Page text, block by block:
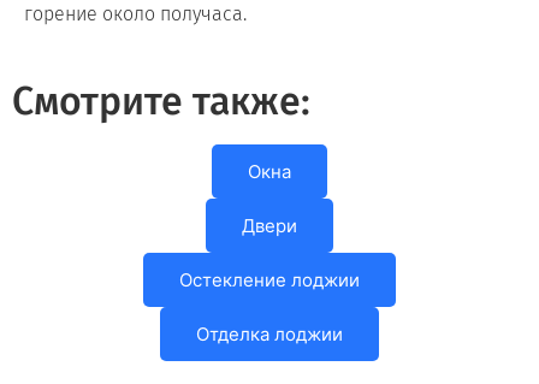
горение около получаса.
Смотрите также:
Окна
Двери
Остекление лоджии
Отделка лоджии